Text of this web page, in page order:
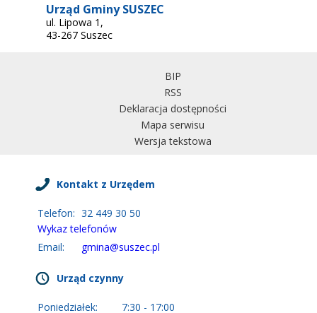
Urząd Gminy SUSZEC
ul. Lipowa 1,
43-267 Suszec
BIP
RSS
Deklaracja dostępności
Mapa serwisu
Wersja tekstowa
Kontakt z Urzędem
Telefon: 32 449 30 50
Wykaz telefonów
Email:
gmina@suszec.pl
Urząd czynny
Poniedziałek:
7:30 - 17:00